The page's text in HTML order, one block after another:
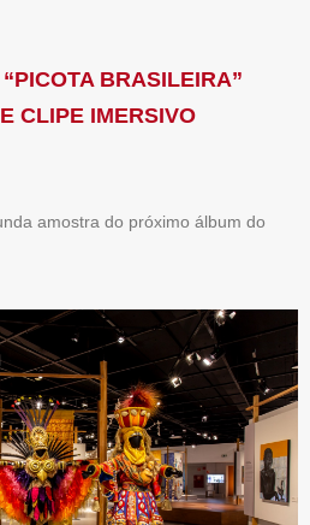
BRASILEIRA”
CLIPE IMERSIVO
amostra do próximo álbum do